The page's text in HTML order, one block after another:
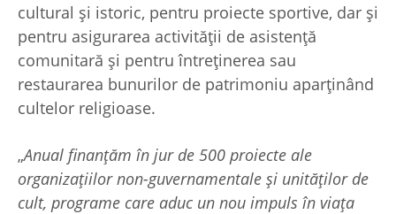
cultural și istoric, pentru proiecte sportive, dar și
pentru asigurarea activității de asistență
comunitară și pentru întreținerea sau
restaurarea bunurilor de patrimoniu aparținând
cultelor religioase.
„Anual finanțăm în jur de 500 proiecte ale
organizațiilor non-guvernamentale și unităților de
cult, programe care aduc un nou impuls în viața